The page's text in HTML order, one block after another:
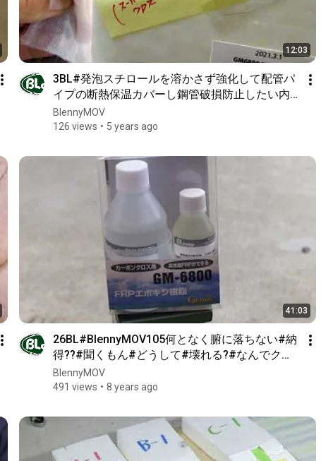
12:03
3BL#発泡スチロールを溶かさず強化して配管パ
イプの断熱保温カバーし鋼管破損防止したい内
容物保護にエポキシFRP補強はGM6800と
GM1508でハイブリッドFRP製作desktop 6th
BlennyMOV
126 views
5 years ago
41:03
26BL#BlennyMOV105何となく腑に落ちない#納
得??#聞くもん#どうして#壊れる?#なんでクラ
ック#おかしいでしょ#普通の鉄#普通のアルミ#
叩いても!!#GM6800-5th
BlennyMOV
491 views
8 years ago